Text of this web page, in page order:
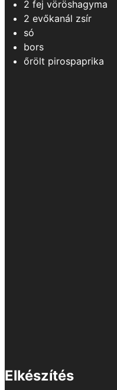
2 fej vöröshagyma
2 evőkanál zsír
só
bors
őrölt pirospaprika
Elkészítés